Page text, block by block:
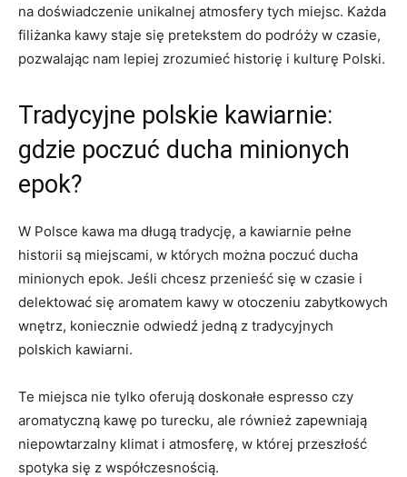
na doświadczenie ‌unikalnej atmosfery ⁤tych miejsc. Każda
filiżanka kawy staje się pretekstem do podróży w⁤ czasie,
pozwalając nam⁣ lepiej zrozumieć ​historię i kulturę Polski.
Tradycyjne polskie kawiarnie:
gdzie poczuć ducha ⁤minionych
‍epok?
W Polsce kawa‌ ma długą‍ tradycję, a‍ kawiarnie pełne
historii są miejscami,​ w których można poczuć ducha
minionych ‍epok. ⁤Jeśli chcesz przenieść się w czasie i
delektować się aromatem kawy w otoczeniu zabytkowych
wnętrz, koniecznie odwiedź jedną z tradycyjnych
polskich kawiarni.
Te miejsca ⁣nie tylko oferują⁢ doskonałe espresso czy
aromatyczną kawę po turecku, ale również⁣ zapewniają
niepowtarzalny klimat i atmosferę, w której przeszłość
spotyka ⁢się ​z współczesnością.